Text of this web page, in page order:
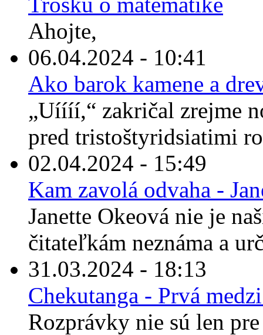
Ahojte,
06.04.2024 - 10:41
Ako barok kamene a
„Uíííí,“ zakričal zrejme
pred tristoštyridsiatimi
02.04.2024 - 15:49
Kam zavolá odvaha -
Janette Okeová nie je
čitateľkám neznáma a
31.03.2024 - 18:13
Chekutanga - Prvá
Rozprávky nie sú len